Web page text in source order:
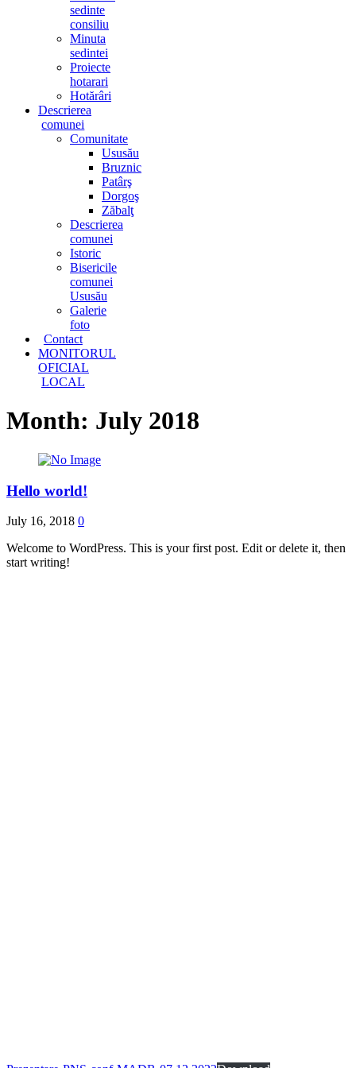
sedinte
consiliu
Minuta
sedintei
Proiecte
hotarari
Hotărâri
Descrierea
comunei
Comunitate
Ususău
Bruznic
Patârş
Dorgoş
Zăbalţ
Descrierea
comunei
Istoric
Bisericile
comunei
Ususău
Galerie
foto
Contact
MONITORUL
OFICIAL
LOCAL
Month: July 2018
Hello world!
July 16, 2018 0
Welcome to WordPress. This is your first post. Edit or delete it, then
start writing!